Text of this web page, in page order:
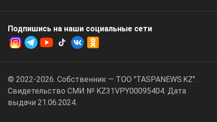
Подпишись на наши социальные cети
© 2022-2026. Собственник — ТОО "TASPANEWS.KZ".
Cвидетельство СМИ № KZ31VPY00095404. Дата
выдачи 21.06.2024.